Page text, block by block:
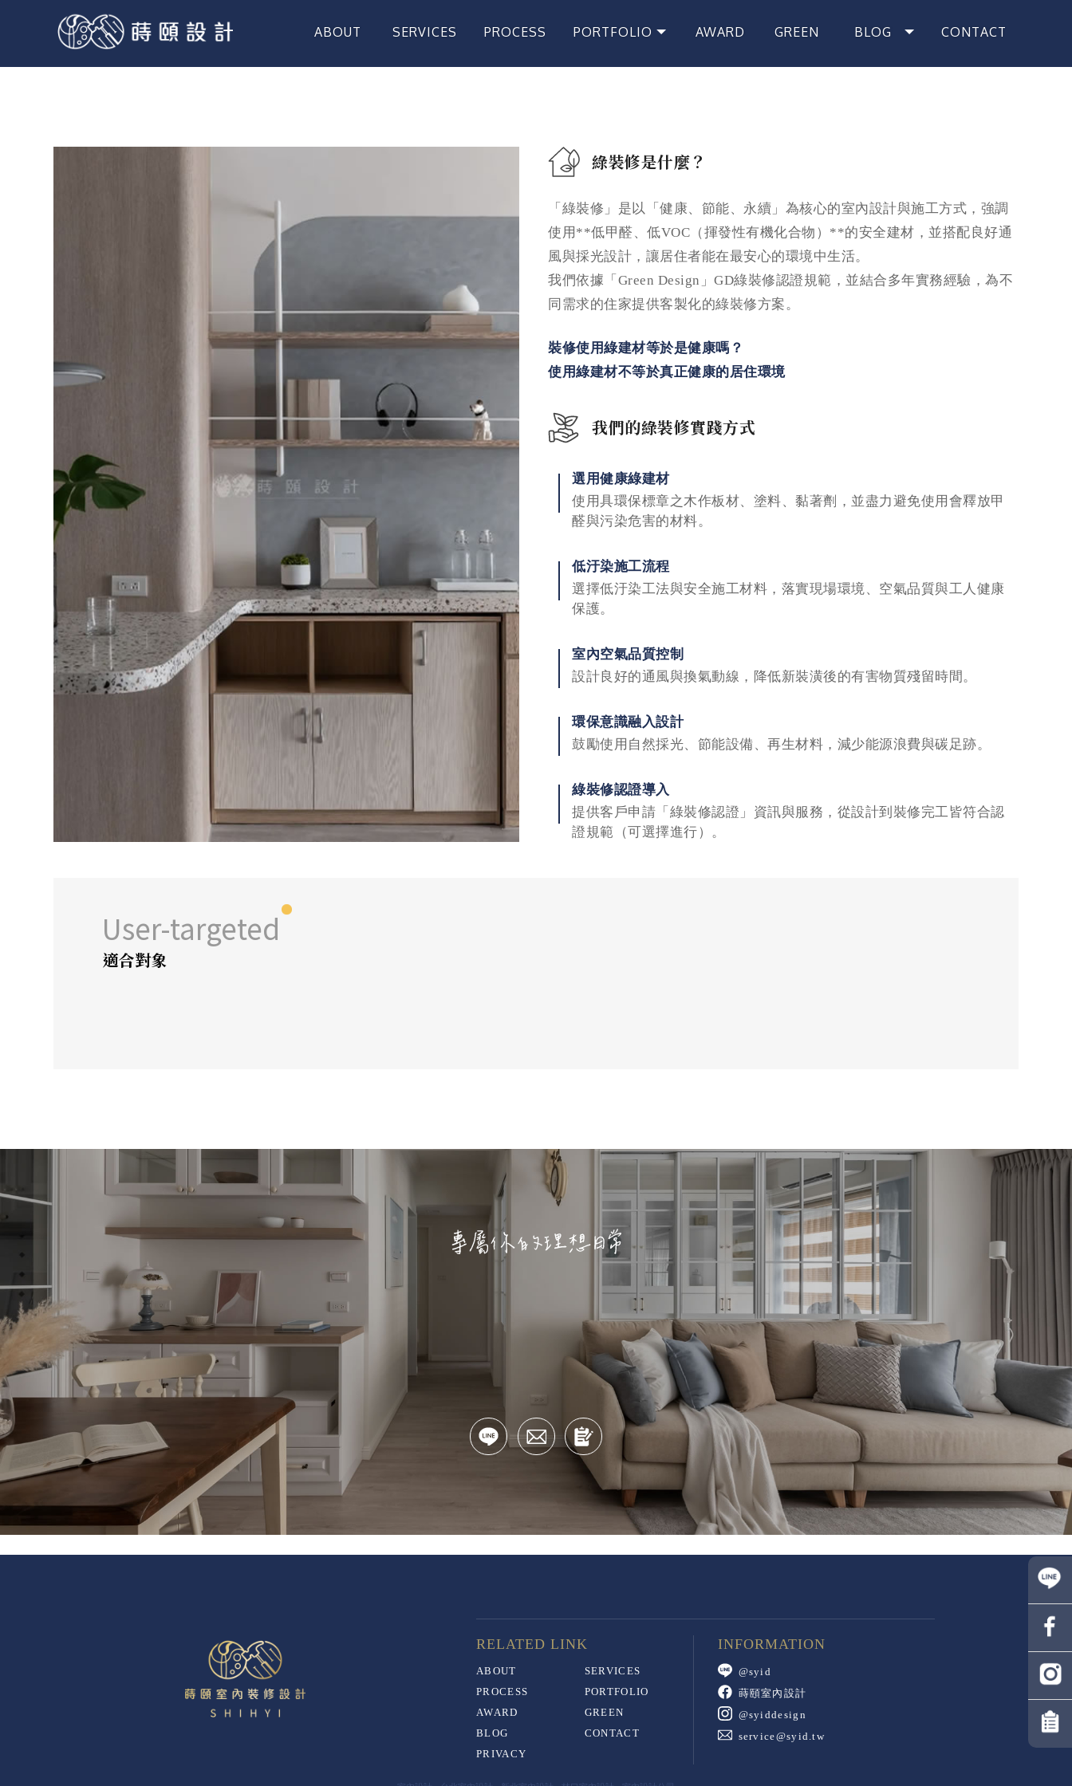
ABOUT
關於蒔頤
SERVICES
服務項目
PROCESS
服務流程
PORTFOLIO
專案作品
AWARD
獲獎紀錄
GREEN
綠裝修
BLOG
最新消息
CONTACT
聯絡我們
綠裝修是什麼？
「綠裝修」是以「健康、節能、永續」為核心的室內設計與施工方式，強調
使用**低甲醛、低VOC（揮發性有機化合物）**的安全建材，並搭配良好通
風與採光設計，讓居住者能在最安心的環境中生活。
我們依據「Green Design」GD綠裝修認證規範，並結合多年實務經驗，為不
同需求的住家提供客製化的綠裝修方案。
裝修使用綠建材等於是健康嗎？
使用綠建材不等於真正健康的居住環境
我們的綠裝修實踐方式
選用健康綠建材
使用具環保標章之木作板材、塗料、黏著劑，並盡力避免使用會釋放甲
醛與污染危害的材料。
低汙染施工流程
選擇低汙染工法與安全施工材料，落實現場環境、空氣品質與工人健康
保護。
室內空氣品質控制
設計良好的通風與換氣動線，降低新裝潢後的有害物質殘留時間。
環保意識融入設計
鼓勵使用自然採光、節能設備、再生材料，減少能源浪費與碳足跡。
綠裝修認證導入
提供客戶申請「綠裝修認證」資訊與服務，從設計到裝修完工皆符合認
證規範（可選擇進行）。
User-targeted
適合對象
@syid
蒔頤室內設計
@syiddesign
service@syid.tw
ABOUT
SERVICES
PROCESS
PORTFOLIO
AWARD
GREEN
BLOG
CONTACT
PRIVACY